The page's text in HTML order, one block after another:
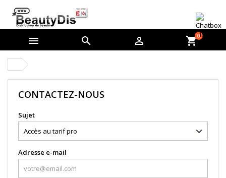
   shopping_cart0
CONTACTEZ-NOUS
Sujet
Adresse e-mail